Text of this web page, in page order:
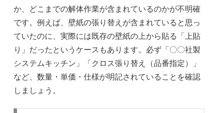
か、どこまでの解体作業が含まれているのかが不明確
です。例えば、壁紙の張り替えが含まれていると思っ
ていたのに、実際には既存の壁紙の上から貼る「上貼
り」だったというケースもあります。必ず「〇〇社製
システムキッチン」「クロス張り替え（品番指定）」
など、数量・単価・仕様が明記されていることを確認
しましょう。